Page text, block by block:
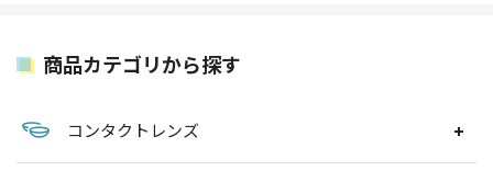
商品カテゴリから探す
コンタクトレンズ